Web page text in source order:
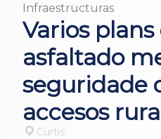
Infraestructuras
Varios plans
asfaltado
seguridade
accesos
Curtis